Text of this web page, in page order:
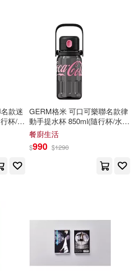
部(5)
有限公司(5)
曉君(5)
林鴻喻(5)
部(4)
社(17)
(1)
-
款迷
杯/保
GERM格米 可口可樂聯名款律
動手提水杯 850ml(隨行杯/水
壺) 漫暮黑
餐廚生活
$990 $1290